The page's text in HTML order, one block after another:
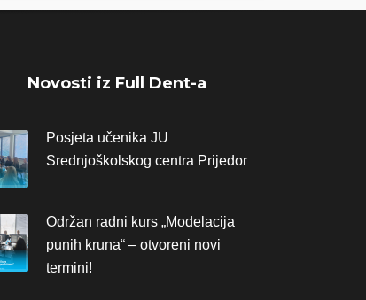
Novosti iz Full Dent-a
Posjeta učenika JU
Srednjoškolskog centra Prijedor
Održan radni kurs „Modelacija
punih kruna“ – otvoreni novi
termini!